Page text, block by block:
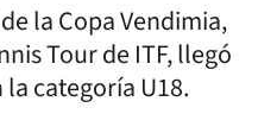
la Copa Vendimia,
Tour de ITF, llegó
categoría U18.